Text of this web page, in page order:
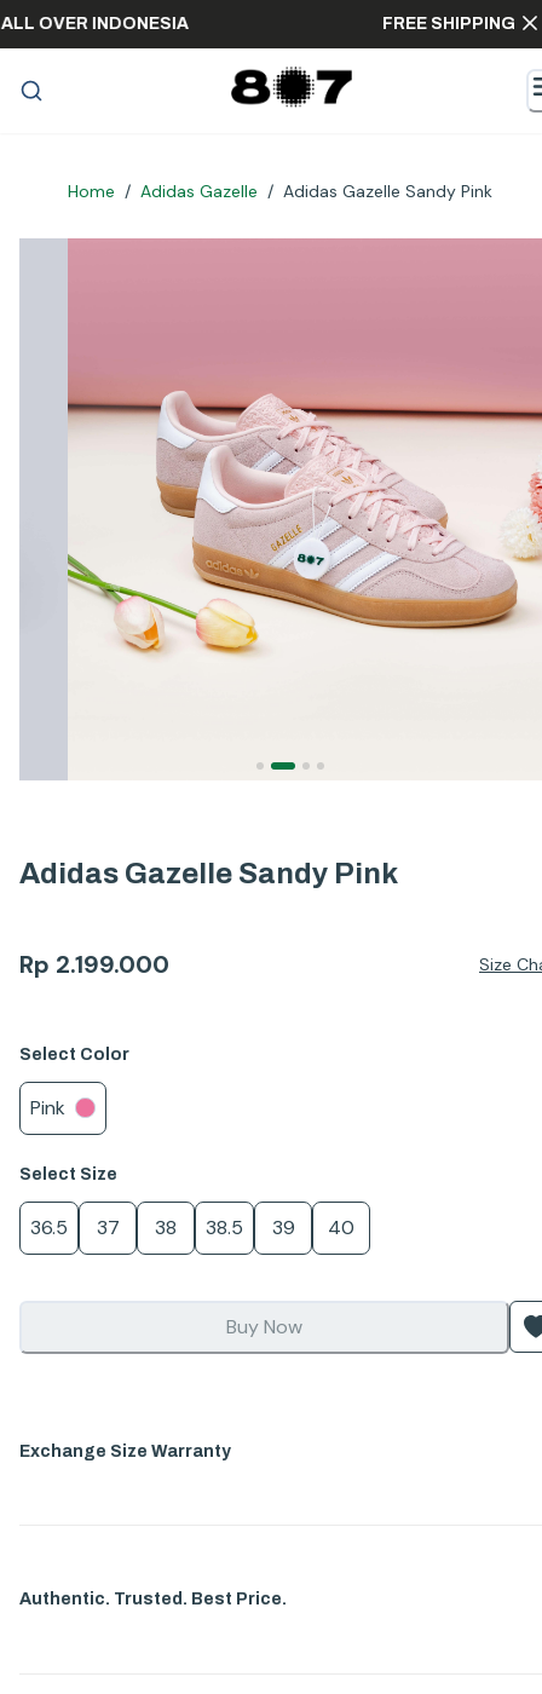
ALL OVER INDONESIA FREE
Home / Adidas Gazelle / Adidas Gazelle Sandy Pink
Adidas Gazelle Sandy Pink
Rp 2.199.000 Size
Select Color
Pink
Select Size
36.5 37 38 38.5 39 40
Buy Now
Exchange Size Warranty
Authentic. Trusted. Best Price.